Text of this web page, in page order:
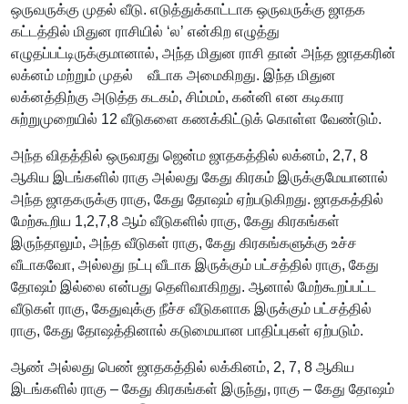
ஒருவருக்கு முதல் வீடு. எடுத்துக்காட்டாக ஒருவருக்கு ஜாதக
கட்டத்தில் மிதுன ராசியில் ‘ல’ என்கிற எழுத்து
எழுதப்பட்டிருக்குமானால், அந்த மிதுன ராசி தான் அந்த ஜாதகரின்
லக்னம் மற்றும் முதல் வீடாக அமைகிறது. இந்த மிதுன
லக்னத்திற்கு அடுத்த கடகம், சிம்மம், கன்னி என கடிகார
சுற்றுமுறையில் 12 வீடுகளை கணக்கிட்டுக் கொள்ள வேண்டும்.
அந்த விதத்தில் ஒருவரது ஜென்ம ஜாதகத்தில் லக்னம், 2,7, 8
ஆகிய இடங்களில் ராகு அல்லது கேது கிரகம் இருக்குமேயானால்
அந்த ஜாதகருக்கு ராகு, கேது தோஷம் ஏற்படுகிறது. ஜாதகத்தில்
மேற்கூறிய 1,2,7,8 ஆம் வீடுகளில் ராகு, கேது கிரகங்கள்
இருந்தாலும், அந்த வீடுகள் ராகு, கேது கிரகங்களுக்கு உச்ச
வீடாகவோ, அல்லது நட்பு வீடாக இருக்கும் பட்சத்தில் ராகு, கேது
தோஷம் இல்லை என்பது தெளிவாகிறது. ஆனால் மேற்கூறப்பட்ட
வீடுகள் ராகு, கேதுவுக்கு நீச்ச வீடுகளாக இருக்கும் பட்சத்தில்
ராகு, கேது தோஷத்தினால் கடுமையான பாதிப்புகள் ஏற்படும்.
ஆண் அல்லது பெண் ஜாதகத்தில் லக்கினம், 2, 7, 8 ஆகிய
இடங்களில் ராகு – கேது கிரகங்கள் இருந்து, ராகு – கேது தோஷம்